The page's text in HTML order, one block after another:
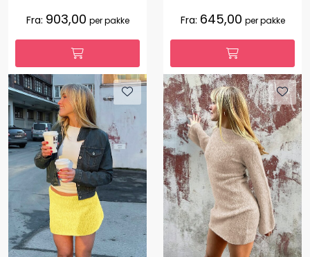
Fra: 903,00 per pakke Fra: 645,00 per pakke